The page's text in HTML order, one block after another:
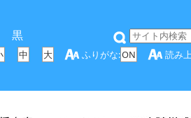
黒
中 大 ふりがな:ON 読み